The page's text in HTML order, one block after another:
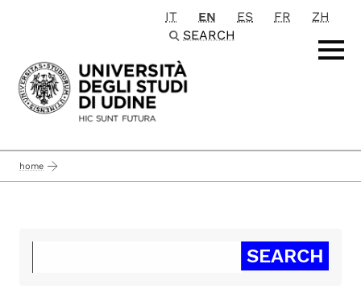
Passa al contenuto principale
IT EN ES FR
ZH
SEARCH
home